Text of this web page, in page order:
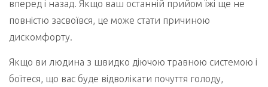
вперед і назад. Якщо ваш останній прийом їжі ще не
повністю засвоївся, це може стати причиною
дискомфорту.
Якщо ви людина з швидко діючою травною системою і
боїтеся, що вас буде відволікати почуття голоду,